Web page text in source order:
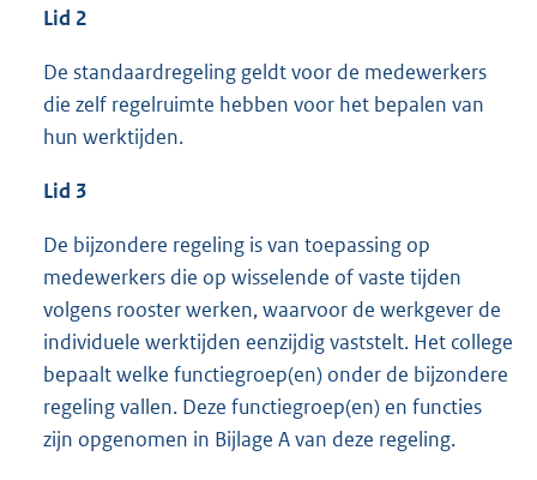
Lid 2
De standaardregeling geldt voor de medewerkers
die zelf regelruimte hebben voor het bepalen van
hun werktijden.
Lid 3
De bijzondere regeling is van toepassing op
medewerkers die op wisselende of vaste tijden
volgens rooster werken, waarvoor de werkgever de
individuele werktijden eenzijdig vaststelt. Het college
bepaalt welke functiegroep(en) onder de bijzondere
regeling vallen. Deze functiegroep(en) en functies
zijn opgenomen in Bijlage A van deze regeling.